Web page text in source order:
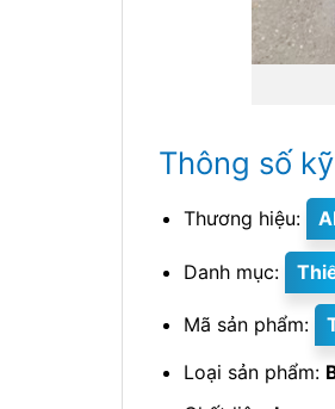
Thông số
Thương hiệu:
Danh mục:
Mã sản phẩm:
Loại sản phẩm: